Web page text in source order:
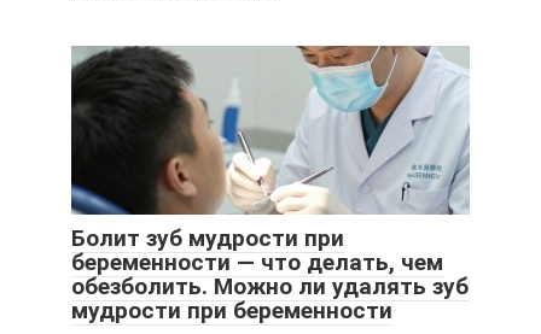
Болит зуб мудрости при
беременности — что делать, чем
обезболить. Можно ли удалять зуб
мудрости при беременности